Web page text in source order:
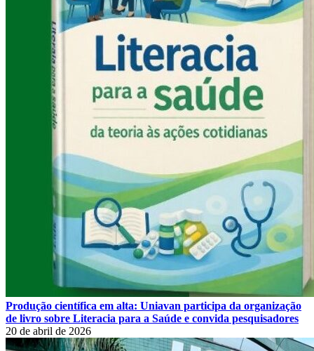
Produção científica em alta: Uniavan participa da organização
de livro sobre Literacia para a Saúde e convida pesquisadores
20 de abril de 2026